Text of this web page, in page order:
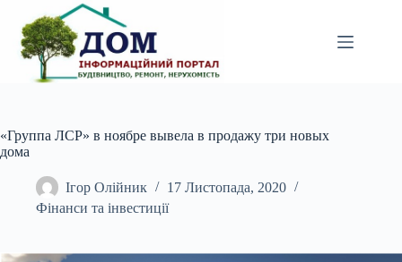
вмісту
«Группа ЛСР» в ноябре вывела в продажу три новых
дома
Ігор Олійник
17 Листопада, 2020
Фінанси та інвестиції